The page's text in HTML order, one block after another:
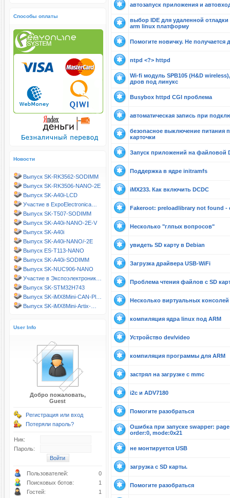
Способы оплаты
Новости
Выпуск SK-RK3562-SODIMM
Выпуск SK-RK3506-NANO-2E
Выпуск SK-A40i-LCD
Участие в ExpoElectronica…
Выпуск SK-T507-SODIMM
Выпуск SK-A40i-NANO-2E-V
Выпуск SK-A40i
Выпуск SK-A40i-NANO/-2E
Выпуск ES-T113-NANO
Выпуск SK-A40i-SODIMM
Выпуск SK-NUC906-NANO
Участие в Экспоэлектроник…
Выпуск SK-STM32H743
Выпуск SK-iMX8Mini-CAN-Pl…
Выпуск SK-iMX8Mini-Artix-…
User Info
Добро пожаловать,
Guest
Регистрация или вход
Потеряли пароль?
Ник:
Пароль:
Пользователей:
0
Поисковых ботов:
1
Гостей:
1
автозапуск приложения и
выбор IDE для удаленной
arm linux платформу
Помогите новичку. Не получается
ntpd <?> httpd
Wi-fi модуль SPB105 (H&D
дров под линукс
Busybox httpd CGI проблема
автоматическая запись при
безопасное выключение питания
карточки
Запуск приложений на файловой
Поддержка в ядре initramfs
iMX233. Как включить DCDC
Fakeroot: preloadlibrary not found -
Несколько "глпых вопросов"
увидеть SD карту в Debian
Загрузка драйверa USB-WiFi
Проблема чтения файлов с SD
Несколько виртуальных консолей
компиляция ядра linux под ARM
Устройство dev/video
компиляция программы для ARM
застрял на загрузке с mmc
i2c и ADV7180
Помогите разобраться
Ошибка при запуске swapper:
order:0, mode:0x21
не монтируется USB
загрузка с SD карты.
Помогите разобраться